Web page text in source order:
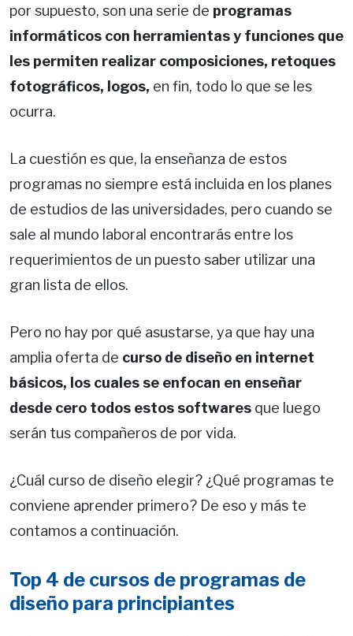
por supuesto, son una serie de programas
informáticos con herramientas y funciones que
les permiten realizar composiciones, retoques
fotográficos, logos, en fin, todo lo que se les
ocurra.
La cuestión es que, la enseñanza de estos
programas no siempre está incluida en los planes
de estudios de las universidades, pero cuando se
sale al mundo laboral encontrarás entre los
requerimientos de un puesto saber utilizar una
gran lista de ellos.
Pero no hay por qué asustarse, ya que hay una
amplia oferta de curso de diseño en internet
básicos, los cuales se enfocan en enseñar
desde cero todos estos softwares que luego
serán tus compañeros de por vida.
¿Cuál curso de diseño elegir? ¿Qué programas te
conviene aprender primero? De eso y más te
contamos a continuación.
Top 4 de cursos de programas de
diseño para principiantes